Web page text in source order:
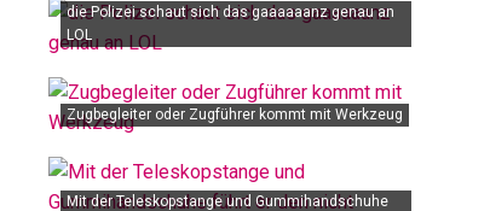
die Polizei schaut sich das gaaaaaanz genau an
LOL
Zugbegleiter oder Zugführer kommt mit Werkzeug
Mit der Teleskopstange und Gummihandschuhe